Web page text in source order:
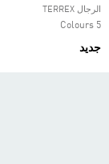
الرجال TERREX
5 Colours
جديد